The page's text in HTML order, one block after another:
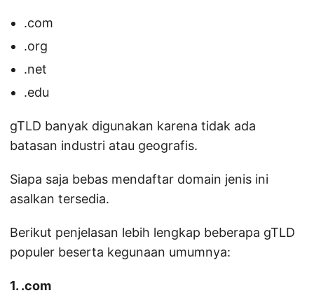
.com
.org
.net
.edu
gTLD banyak digunakan karena tidak ada
batasan industri atau geografis.
Siapa saja bebas mendaftar domain jenis ini
asalkan tersedia.
Berikut penjelasan lebih lengkap beberapa gTLD
populer beserta kegunaan umumnya:
1. .com